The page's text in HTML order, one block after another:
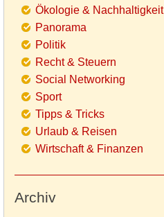
Ökologie & Nachhaltigkeit
Panorama
Politik
Recht & Steuern
Social Networking
Sport
Tipps & Tricks
Urlaub & Reisen
Wirtschaft & Finanzen
Archiv